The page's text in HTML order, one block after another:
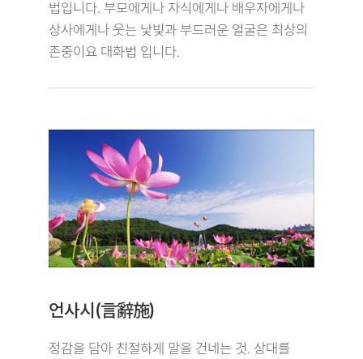
법입니다. 부모에게나 자식에게나 배우자에게나
상사에게나 웃는 낯빛과 부드러운 얼굴은 최상의
존중이요 대화법 입니다.
언사시(言辭施)
정감을 담아 친절하게 말을 건네는 것. 상대를